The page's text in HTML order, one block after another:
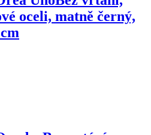
oceli, matně černý,